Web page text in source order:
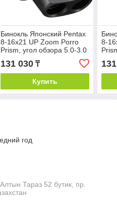
Бинокль Японский Pentax
8-16x21 UP Zoom Porro
Prism, угол обзора 5.0-3.0
градуса, коричневый
131 030₸
Купить
8-
год
Тараз 52 бутик, пр.